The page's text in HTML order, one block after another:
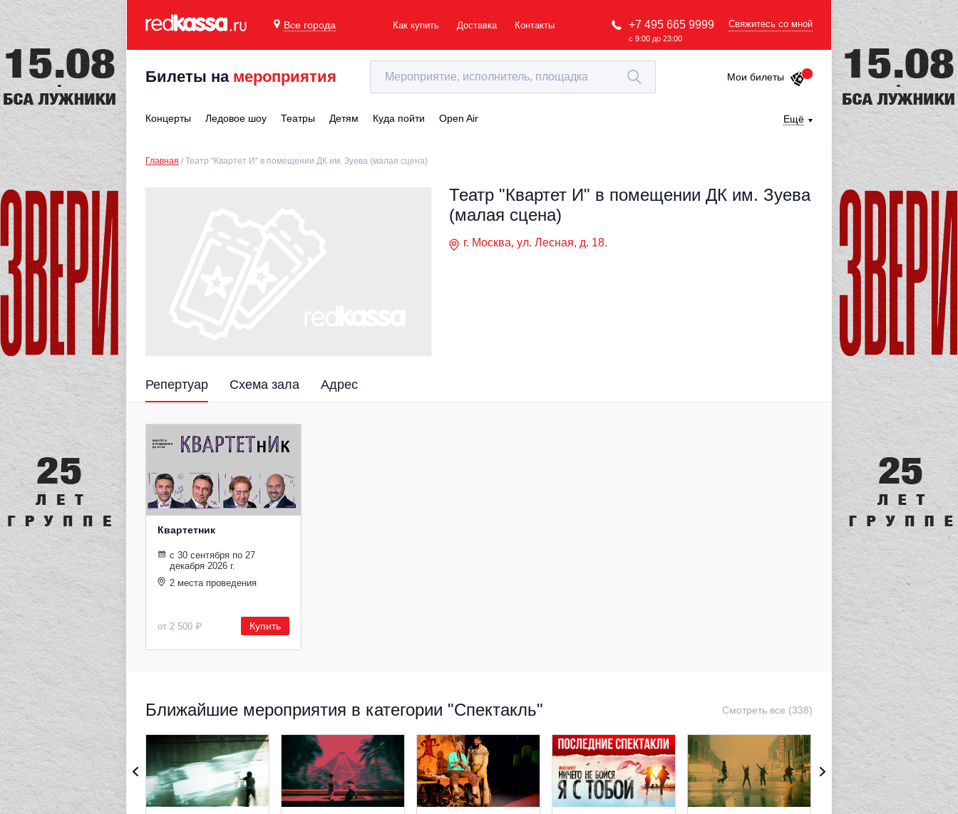
Все города Как купить Доставка Контакты +7 495 665 9999
с 9:00 до 23:00
Свяжитесь со мной
Билеты на мероприятия Мои билеты
Концерты Ледовое шоу Театры Детям Куда пойти Open Air Ещё
Главная Театр "Квартет И" в помещении ДК им. Зуева (малая сцена)
Театр "Квартет И" в помещении ДК им. Зуева
(малая сцена)
г. Москва, ул. Лесная, д. 18.
Репертуар Схема зала Адрес
Квартетник
с 30 сентября по 27
декабря 2026 г.
2 места проведения
от 2 500 ₽ Купить
Ближайшие мероприятия в категории "Спектакль" Смотреть все (338)